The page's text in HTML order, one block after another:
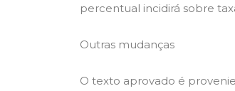
percentual incidirá sobre
Outras mudanças
O texto aprovado é